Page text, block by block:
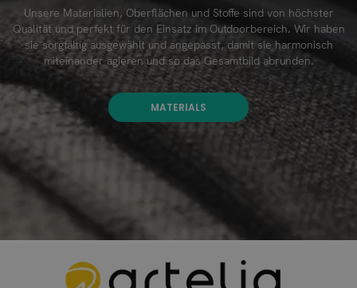
Unsere Materialien, Oberflächen und Stoffe sind von höchster
Qualität und perfekt für den Einsatz im Outdoorbereich. Wir haben
sie sorgfältig ausgewählt und angepasst, damit sie harmonisch
miteinander agieren und so das Gesamtbild abrunden.
MATERIALS